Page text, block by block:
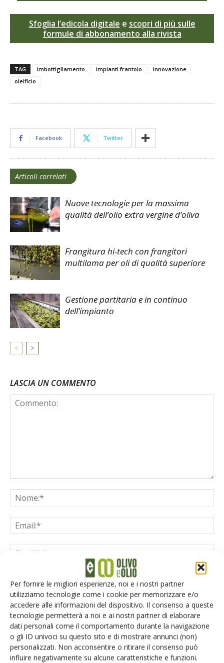
Per fornire le migliori esperienze, noi e i nostri partner
utilizziamo tecnologie come i cookie per memorizzare e/o
accedere alle informazioni del dispositivo. Il consenso a queste
tecnologie permetterà a noi e ai nostri partner di elaborare
dati personali come il comportamento durante la navigazione
o gli ID univoci su questo sito e di mostrare annunci (non)
personalizzati. Non acconsentire o ritirare il consenso può
influire negativamente su alcune caratteristiche e funzioni.
Sfoglia l’edicola digitale e scopri di più sulle
formule di abbonamento alla rivista
TAG imbottigliamento impianti frantoio
innovazione
oleificio
Facebook Twitter
Articoli correlati
Nuove tecnologie per la massima
qualità dell’olio extra vergine d’oliva
Frangitura hi-tech con frangitori
multilama per oli di qualità superiore
Gestione partitaria e in continuo
dell’impianto
LASCIA UN COMMENTO
Salva il mio nome, email e sito web in questo browser per la
prossima volta che commento.